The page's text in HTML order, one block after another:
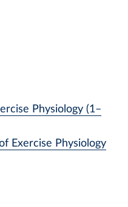
Physiology (1–
Exercise Physiology